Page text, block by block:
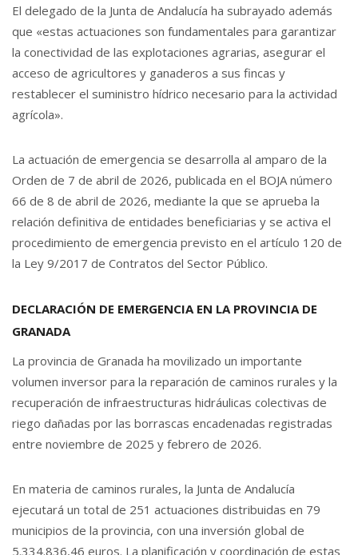
El delegado de la Junta de Andalucía ha subrayado además
que «estas actuaciones son fundamentales para garantizar
la conectividad de las explotaciones agrarias, asegurar el
acceso de agricultores y ganaderos a sus fincas y
restablecer el suministro hídrico necesario para la actividad
agrícola».
La actuación de emergencia se desarrolla al amparo de la
Orden de 7 de abril de 2026, publicada en el BOJA número
66 de 8 de abril de 2026, mediante la que se aprueba la
relación definitiva de entidades beneficiarias y se activa el
procedimiento de emergencia previsto en el artículo 120 de
la Ley 9/2017 de Contratos del Sector Público.
DECLARACIÓN DE EMERGENCIA EN LA PROVINCIA DE
GRANADA
La provincia de Granada ha movilizado un importante
volumen inversor para la reparación de caminos rurales y la
recuperación de infraestructuras hidráulicas colectivas de
riego dañadas por las borrascas encadenadas registradas
entre noviembre de 2025 y febrero de 2026.
En materia de caminos rurales, la Junta de Andalucía
ejecutará un total de 251 actuaciones distribuidas en 79
municipios de la provincia, con una inversión global de
5.334.836,46 euros. La planificación y coordinación de estas